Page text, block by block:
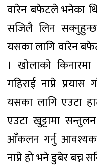
वारेन बफेटले भनेका
सजिलै लिन
यसका लागि वारेन
। खोलाको
गहिराई नाप्ने
यसका लागि एउटा
एउटा खुट्टामा
आँकलन गर्नु आवश्यक
नाप्ने हो भने डुबेर बच्न